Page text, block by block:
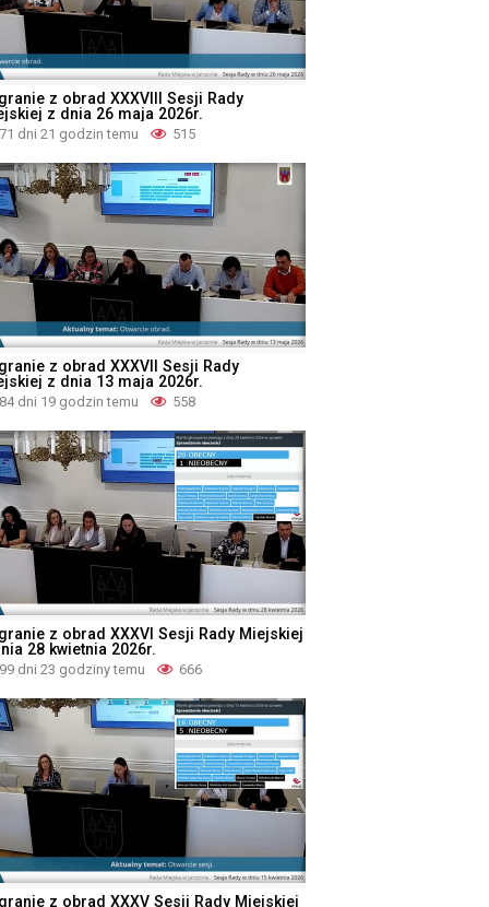
z obrad XXXVIII Sesji Rady
z dnia 26 maja 2026r.
71 dni 21 godzin temu 515
z obrad XXXVII Sesji Rady
z dnia 13 maja 2026r.
84 dni 19 godzin temu 558
z obrad XXXVI Sesji Rady Miejskiej
28 kwietnia 2026r.
99 dni 23 godziny temu 666
z obrad XXXV Sesji Rady Miejskiej